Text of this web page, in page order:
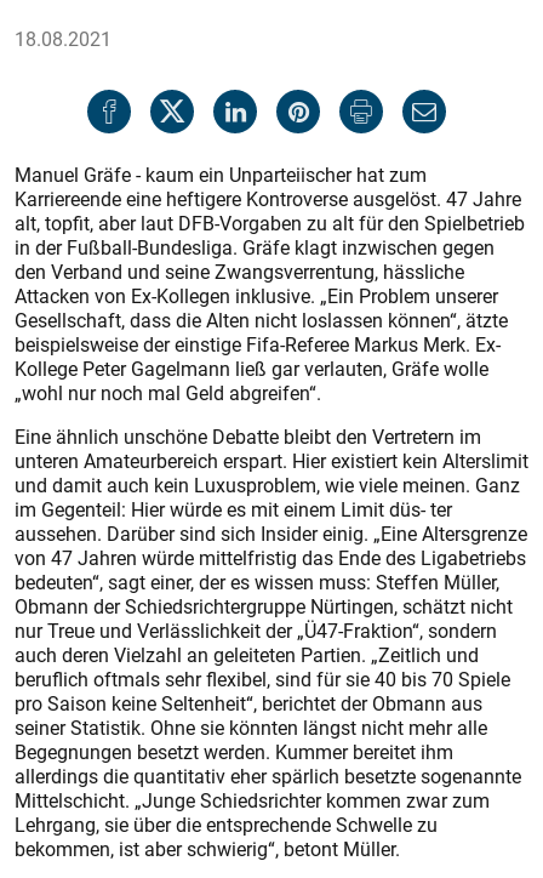
18.08.2021
Manuel Gräfe - kaum ein Unparteiischer hat zum
Karriereende eine heftigere Kontroverse ausgelöst. 47 Jahre
alt, topfit, aber laut DFB-Vorgaben zu alt für den Spielbetrieb
in der Fußball-Bundesliga. Gräfe klagt inzwischen gegen
den Verband und seine Zwangsverrentung, hässliche
Attacken von Ex-Kollegen inklusive. „Ein Problem unserer
Gesellschaft, dass die Alten nicht loslassen können“, ätzte
beispielsweise der einstige Fifa-Referee Markus Merk. Ex-
Kollege Peter Gagelmann ließ gar verlauten, Gräfe wolle
„wohl nur noch mal Geld abgreifen“.
Eine ähnlich unschöne Debatte bleibt den Vertretern im
unteren Amateurbereich erspart. Hier existiert kein Alterslimit
und damit auch kein Luxusproblem, wie viele meinen. Ganz
im Gegenteil: Hier würde es mit einem Limit düs- ter
aussehen. Darüber sind sich Insider einig. „Eine Altersgrenze
von 47 Jahren würde mittelfristig das Ende des Ligabetriebs
bedeuten“, sagt einer, der es wissen muss: Steffen Müller,
Obmann der Schiedsrichtergruppe Nürtingen, schätzt nicht
nur Treue und Verlässlichkeit der „Ü47-Fraktion“, sondern
auch deren Vielzahl an geleiteten Partien. „Zeitlich und
beruflich oftmals sehr flexibel, sind für sie 40 bis 70 Spiele
pro Saison keine Seltenheit“, berichtet der Obmann aus
seiner Statistik. Ohne sie könnten längst nicht mehr alle
Begegnungen besetzt werden. Kummer bereitet ihm
allerdings die quantitativ eher spärlich besetzte sogenannte
Mittelschicht. „Junge Schiedsrichter kommen zwar zum
Lehrgang, sie über die entsprechende Schwelle zu
bekommen, ist aber schwierig“, betont Müller.